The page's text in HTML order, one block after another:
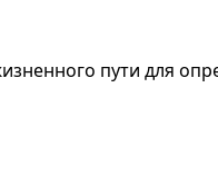
пути для